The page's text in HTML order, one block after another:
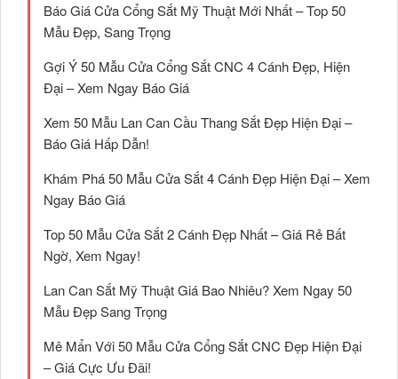
Báo Giá Cửa Cổng Sắt Mỹ Thuật Mới Nhất – Top 50
Mẫu Đẹp, Sang Trọng
Gợi Ý 50 Mẫu Cửa Cổng Sắt CNC 4 Cánh Đẹp, Hiện
Đại – Xem Ngay Báo Giá
Xem 50 Mẫu Lan Can Cầu Thang Sắt Đẹp Hiện Đại –
Báo Giá Hấp Dẫn!
Khám Phá 50 Mẫu Cửa Sắt 4 Cánh Đẹp Hiện Đại – Xem
Ngay Báo Giá
Top 50 Mẫu Cửa Sắt 2 Cánh Đẹp Nhất – Giá Rẻ Bất
Ngờ, Xem Ngay!
Lan Can Sắt Mỹ Thuật Giá Bao Nhiêu? Xem Ngay 50
Mẫu Đẹp Sang Trọng
Mê Mẩn Với 50 Mẫu Cửa Cổng Sắt CNC Đẹp Hiện Đại
– Giá Cực Ưu Đãi!